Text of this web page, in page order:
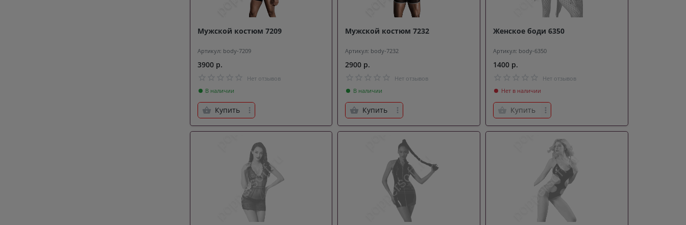
Мужской костюм 7209
Артикул: body-7209
3900 р.
Нет отзывов
В наличии
Купить
Мужской костюм 7232
Артикул: body-7232
2900 р.
Нет отзывов
В наличии
Купить
Женское боди 6350
Артикул: body-6350
1400 р.
Нет отзывов
Нет в наличии
Купить